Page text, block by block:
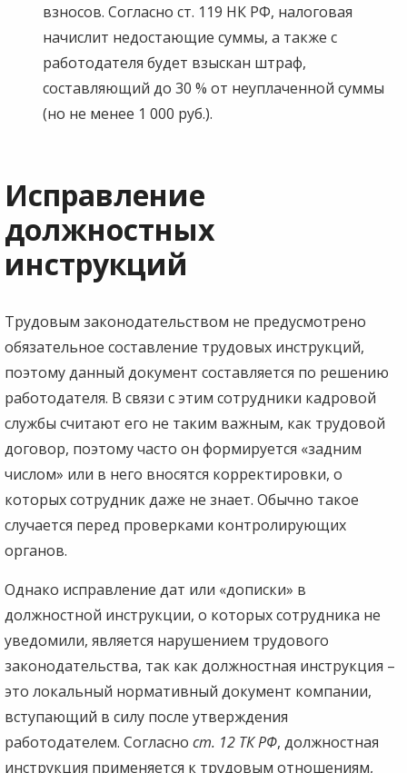
взносов. Согласно ст. 119 НК РФ, налоговая
начислит недостающие суммы, а также с
работодателя будет взыскан штраф,
составляющий до 30 % от неуплаченной суммы
(но не менее 1 000 руб.).
Исправление
должностных
инструкций
Трудовым законодательством не предусмотрено
обязательное составление трудовых инструкций,
поэтому данный документ составляется по решению
работодателя. В связи с этим сотрудники кадровой
службы считают его не таким важным, как трудовой
договор, поэтому часто он формируется «задним
числом» или в него вносятся корректировки, о
которых сотрудник даже не знает. Обычно такое
случается перед проверками контролирующих
органов.
Однако исправление дат или «дописки» в
должностной инструкции, о которых сотрудника не
уведомили, является нарушением трудового
законодательства, так как должностная инструкция –
это локальный нормативный документ компании,
вступающий в силу после утверждения
работодателем. Согласно ст. 12 ТК РФ, должностная
инструкция применяется к трудовым отношениям,